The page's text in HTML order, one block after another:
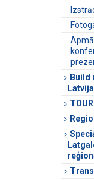
Build
TOUR